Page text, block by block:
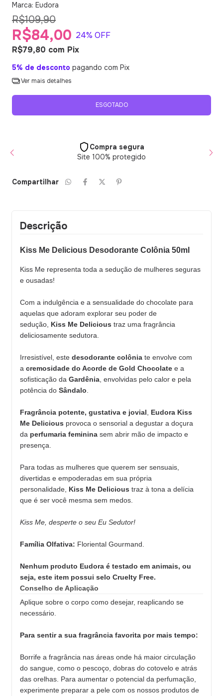
Marca: Eudora
R$109,90
R$84,00 24% OFF
R$79,80 com Pix
5% de desconto pagando com Pix
Ver mais detalhes
Compra segura
Site 100% protegido
Compartilhar
Descrição
Kiss Me Delicious Desodorante Colônia 50ml
Kiss Me representa toda a sedução de mulheres seguras
e ousadas!
Com a indulgência e a sensualidade do chocolate para
aquelas que adoram explorar seu poder de
sedução, Kiss Me Delicious traz uma fragrância
deliciosamente sedutora.
Irresistível, este desodorante colônia te envolve com
a cremosidade do Acorde de Gold Chocolate e a
sofisticação da Gardênia, envolvidas pelo calor e pela
potência do Sândalo.
Fragrância potente, gustativa e jovial, Eudora Kiss
Me Delicious provoca o sensorial a degustar a doçura
da perfumaria feminina sem abrir mão de impacto e
presença.
Para todas as mulheres que querem ser sensuais,
divertidas e empoderadas em sua própria
personalidade, Kiss Me Delicious traz à tona a delícia
que é ser você mesma sem medos.
Kiss Me, desperte o seu Eu Sedutor!
Família Olfativa: Floriental Gourmand.
Nenhum produto Eudora é testado em animais, ou
seja, este item possui selo Cruelty Free.
Conselho de Aplicação
Aplique sobre o corpo como desejar, reaplicando se
necessário.
Para sentir a sua fragrância favorita por mais tempo:
Borrife a fragrância nas áreas onde há maior circulação
do sangue, como o pescoço, dobras do cotovelo e atrás
das orelhas. Para aumentar o potencial da perfumação,
experimente preparar a pele com os nossos produtos de